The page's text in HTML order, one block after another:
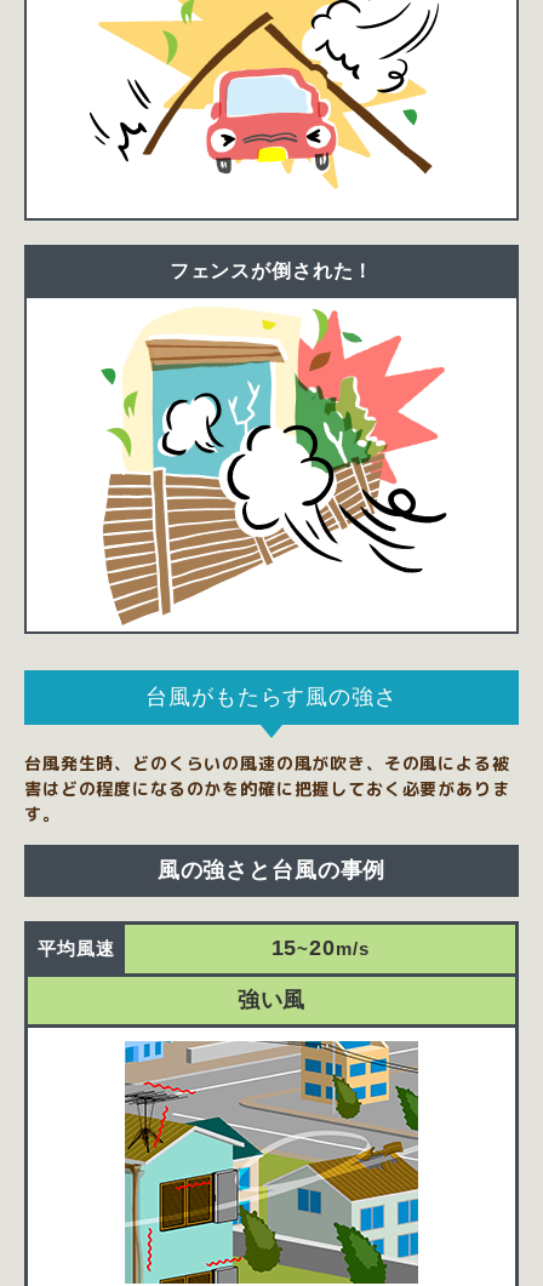
フェンスが倒された！
台風がもたらす風の強さ
台風発生時、どのくらいの風速の風が吹き、その風による被
害はどの程度になるのかを的確に把握しておく必要がありま
す。
風の強さと台風の事例
平均風速 15~20m/s
強い風